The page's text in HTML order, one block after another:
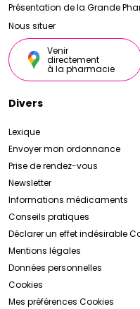
Présentation de la Grande
Nous situer
Venir
directement
à la pharmacie
Divers
Lexique
Envoyer mon ordonnance
Prise de rendez-vous
Newsletter
Informations médicaments
Conseils pratiques
Déclarer un effet indésirable
Mentions légales
Données personnelles
Cookies
Mes préférences Cookies